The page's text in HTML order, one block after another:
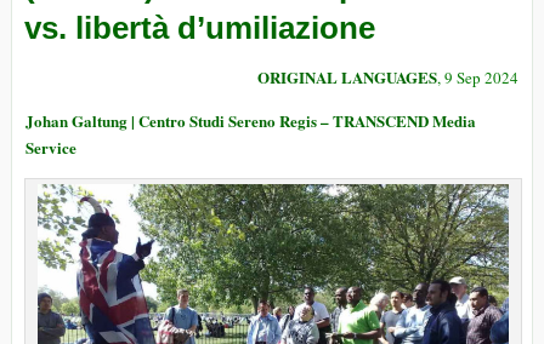
vs. libertà d’umiliazione
ORIGINAL LANGUAGES, 9 Sep 2024
Johan Galtung | Centro Studi Sereno Regis – TRANSCEND Media
Service